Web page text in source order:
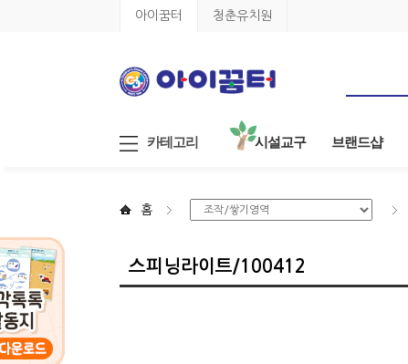
아이꿈터 청춘유치원
카테고리 시설교구 브랜드샵
홈
스피닝라이트/100412